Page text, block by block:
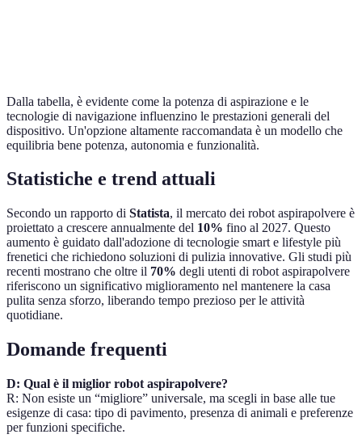
Dalla tabella, è evidente come la potenza di aspirazione e le
tecnologie di navigazione influenzino le prestazioni generali del
dispositivo. Un'opzione altamente raccomandata è un modello che
equilibria bene potenza, autonomia e funzionalità.
Statistiche e trend attuali
Secondo un rapporto di Statista, il mercato dei robot aspirapolvere è
proiettato a crescere annualmente del 10% fino al 2027. Questo
aumento è guidato dall'adozione di tecnologie smart e lifestyle più
frenetici che richiedono soluzioni di pulizia innovative. Gli studi più
recenti mostrano che oltre il 70% degli utenti di robot aspirapolvere
riferiscono un significativo miglioramento nel mantenere la casa
pulita senza sforzo, liberando tempo prezioso per le attività
quotidiane.
Domande frequenti
D: Qual è il miglior robot aspirapolvere?
R: Non esiste un “migliore” universale, ma scegli in base alle tue
esigenze di casa: tipo di pavimento, presenza di animali e preferenze
per funzioni specifiche.